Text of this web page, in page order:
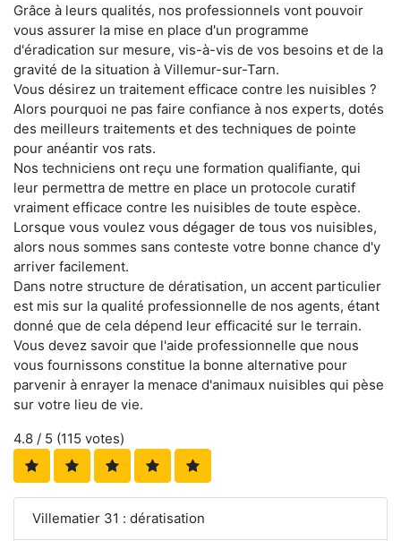
Grâce à leurs qualités, nos professionnels vont pouvoir
vous assurer la mise en place d'un programme
d'éradication sur mesure, vis-à-vis de vos besoins et de la
gravité de la situation à Villemur-sur-Tarn.
Vous désirez un traitement efficace contre les nuisibles ?
Alors pourquoi ne pas faire confiance à nos experts, dotés
des meilleurs traitements et des techniques de pointe
pour anéantir vos rats.
Nos techniciens ont reçu une formation qualifiante, qui
leur permettra de mettre en place un protocole curatif
vraiment efficace contre les nuisibles de toute espèce.
Lorsque vous voulez vous dégager de tous vos nuisibles,
alors nous sommes sans conteste votre bonne chance d'y
arriver facilement.
Dans notre structure de dératisation, un accent particulier
est mis sur la qualité professionnelle de nos agents, étant
donné que de cela dépend leur efficacité sur le terrain.
Vous devez savoir que l'aide professionnelle que nous
vous fournissons constitue la bonne alternative pour
parvenir à enrayer la menace d'animaux nuisibles qui pèse
sur votre lieu de vie.
4.8 / 5 (115 votes)
Villematier 31 : dératisation